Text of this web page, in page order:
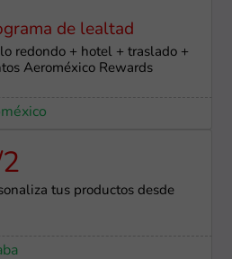
de lealtad
redondo + hotel + traslado +
Aeroméxico Rewards
tus productos desde